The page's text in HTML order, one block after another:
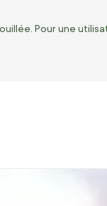
Pour une